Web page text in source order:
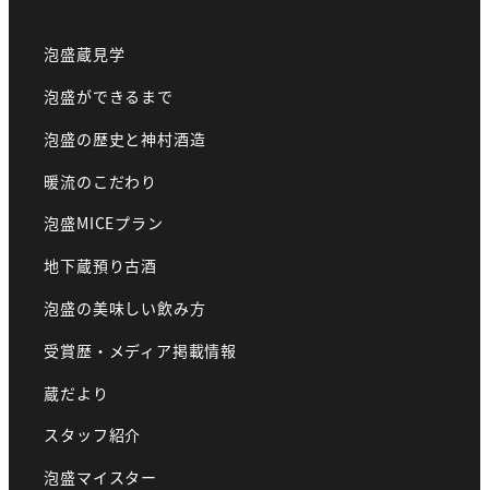
泡盛蔵見学
泡盛ができるまで
泡盛の歴史と神村酒造
暖流のこだわり
泡盛MICEプラン
地下蔵預り古酒
泡盛の美味しい飲み方
受賞歴・メディア掲載情報
蔵だより
スタッフ紹介
泡盛マイスター